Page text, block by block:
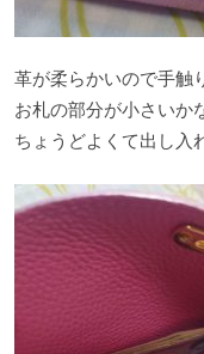
革が柔らかいので手触
お札の部分が小さいか
ちょうどよくて出し入